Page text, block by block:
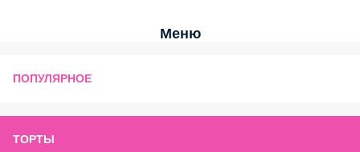
Меню
ПОПУЛЯРНОЕ
ТОРТЫ